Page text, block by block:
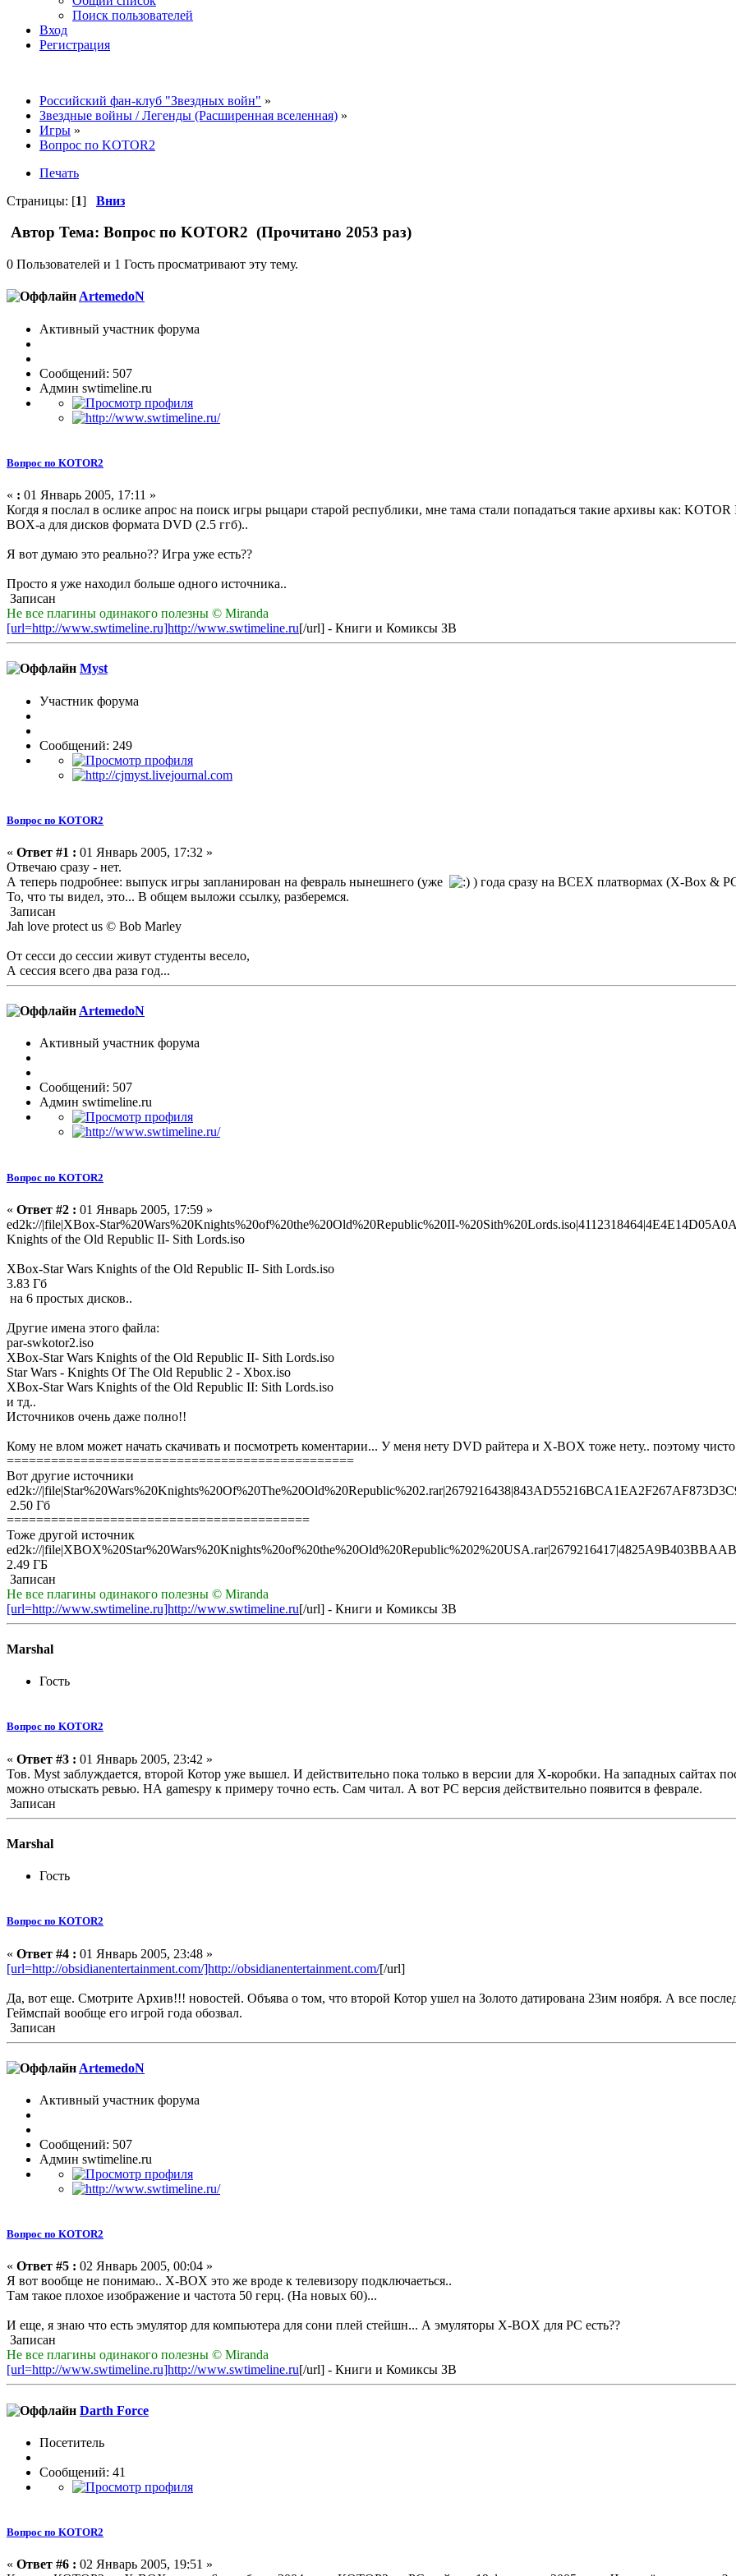
Поиск пользователей
Вход
Регистрация
Российский фан-клуб "Звездных войн" »
Звездные войны / Легенды (Расширенная вселенная) »
Игры »
Вопрос по KOTOR2
Печать
Страницы: [1] Вниз
Автор Тема: Вопрос по KOTOR2 (Прочитано 2053 раз)
0 Пользователей и 1 Гость просматривают эту тему.
ArtemedoN
Активный участник форума
Сообщений: 507
Админ swtimeline.ru
Вопрос по KOTOR2
« : 01 Январь 2005, 17:11 »
Когдя я послал в ослике апрос на поиск игры рыцари старой республики, мне тама стали попадаться такие архивы как:
BOX-а для дисков формата DVD (2.5 ггб)..
Я вот думаю это реально?? Игра уже есть??
Просто я уже находил больше одного источника..
Записан
Не все плагины одинакого полезны © Miranda
[url=http://www.swtimeline.ru]http://www.swtimeline.ru[/url] - Книги и Комиксы ЗВ
Myst
Участник форума
Сообщений: 249
Вопрос по KOTOR2
« Ответ #1 : 01 Январь 2005, 17:32 »
Отвечаю сразу - нет.
А теперь подробнее: выпуск игры запланирован на февраль нынешнего (уже
) года сразу на ВСЕХ платвормах (X-Box &
То, что ты видел, это... В общем выложи ссылку, разберемся.
Записан
Jah love protect us © Bob Marley
От сесси до сессии живут студенты весело,
А сессия всего два раза год...
ArtemedoN
Активный участник форума
Сообщений: 507
Админ swtimeline.ru
Вопрос по KOTOR2
« Ответ #2 : 01 Январь 2005, 17:59 »
ed2k://|file|XBox-Star%20Wars%20Knights%20of%20the%20Old%20Republic%20II-
Knights of the Old Republic II- Sith Lords.iso
XBox-Star Wars Knights of the Old Republic II- Sith Lords.iso
3.83 Гб
на 6 простых дисков..
Другие имена этого файла:
par-swkotor2.iso
XBox-Star Wars Knights of the Old Republic II- Sith Lords.iso
Star Wars - Knights Of The Old Republic 2 - Xbox.iso
XBox-Star Wars Knights of the Old Republic II: Sith Lords.iso
и тд..
Источников очень даже полно!!
Кому не влом может начать скачивать и посмотреть коментарии... У меня нету DVD райтера и X-BOX тоже нету.. поэтому
===============================================
Вот другие источники
ed2k://
2.50 Гб
=========================================
Тоже другой источник
ed2k://
2.49 ГБ
Записан
Не все плагины одинакого полезны © Miranda
[url=http://www.swtimeline.ru]http://www.swtimeline.ru[/url] - Книги и Комиксы ЗВ
Marshal
Гость
Вопрос по KOTOR2
« Ответ #3 : 01 Январь 2005, 23:42 »
Тов. Myst заблуждается, второй Котор уже вышел. И действительно пока только в версии для Х-коробки. На западных сайтах
можно отыскать ревью. НА gamespy к примеру точно есть. Сам читал. А вот PC версия действительно появится в феврале.
Записан
Marshal
Гость
Вопрос по KOTOR2
« Ответ #4 : 01 Январь 2005, 23:48 »
[url=http://obsidianentertainment.com/]http://obsidianentertainment.com/[/url]
Да, вот еще. Смотрите Архив!!! новостей. Объява о том, что второй Котор ушел на Золото датирована 23им ноября. А все
Геймспай вообще его игрой года обозвал.
Записан
ArtemedoN
Активный участник форума
Сообщений: 507
Админ swtimeline.ru
Вопрос по KOTOR2
« Ответ #5 : 02 Январь 2005, 00:04 »
Я вот вообще не понимаю.. X-BOX это же вроде к телевизору подключаеться..
Там такое плохое изображение и частота 50 герц. (На новых 60)...
И еще, я знаю что есть эмулятор для компьютера для сони плей стейшн... А эмуляторы X-BOX для PC есть??
Записан
Не все плагины одинакого полезны © Miranda
[url=http://www.swtimeline.ru]http://www.swtimeline.ru[/url] - Книги и Комиксы ЗВ
Darth Force
Посетитель
Сообщений: 41
Вопрос по KOTOR2
« Ответ #6 : 02 Январь 2005, 19:51 »